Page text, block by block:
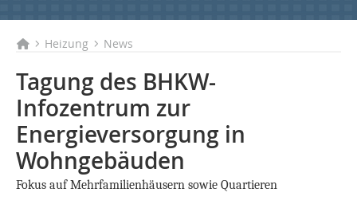
Heizung News
Tagung des BHKW-
Infozentrum zur
Energieversorgung in
Wohngebäuden
Fokus auf Mehrfamilienhäusern sowie Quartieren